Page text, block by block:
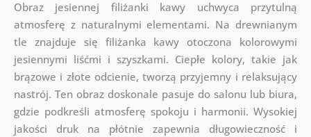
Obraz jesiennej filiżanki kawy uchwyca przytulną
atmosferę z naturalnymi elementami. Na drewnianym
tle znajduje się filiżanka kawy otoczona kolorowymi
jesiennymi liśćmi i szyszkami. Ciepłe kolory, takie jak
brązowe i złote odcienie, tworzą przyjemny i relaksujący
nastrój. Ten obraz doskonale pasuje do salonu lub biura,
gdzie podkreśli atmosferę spokoju i harmonii. Wysokiej
jakości druk na płótnie zapewnia długowieczność i